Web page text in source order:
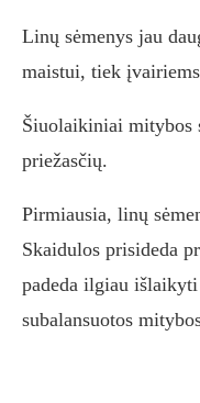
Linų sėmenys jau
maistui, tiek
Šiuolaikiniai mitybos
priežasčių.
Pirmiausia, linų
Skaidulos prisideda
padeda ilgiau
subalansuotos